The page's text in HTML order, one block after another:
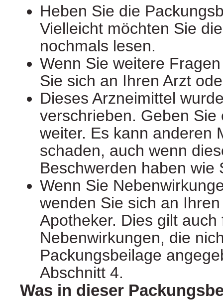
Heben Sie die
Vielleicht möchten Sie
nochmals lesen.
Wenn Sie weitere
Sie sich an Ihren Arzt
Dieses Arzneimittel
verschrieben. Geben Sie
weiter. Es kann anderen
schaden, auch wenn
Beschwerden haben wie
Wenn Sie
wenden Sie sich an
Apotheker. Dies gilt auch
Nebenwirkungen, die
Packungsbeilage
Abschnitt 4.
Was in dieser